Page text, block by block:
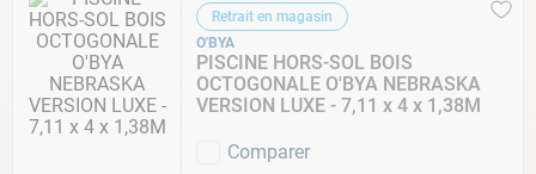
Retrait en magasin
O'BYA
PISCINE HORS-SOL BOIS
OCTOGONALE O'BYA NEBRASKA
VERSION LUXE - 7,11 x 4 x 1,38M
Comparer